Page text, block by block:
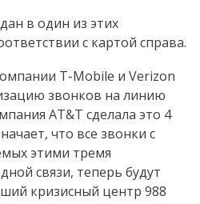
в один из этих
с картой справа.
T-Mobile и Verizon
звонков на линию
AT&T сделала это 4
что все звонки с
этими тремя
связи, теперь будут
кризисный центр 988